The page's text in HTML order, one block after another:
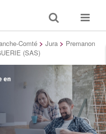
Toggle
search
Toggle
Comté > Jura > Premanon
(SAS)